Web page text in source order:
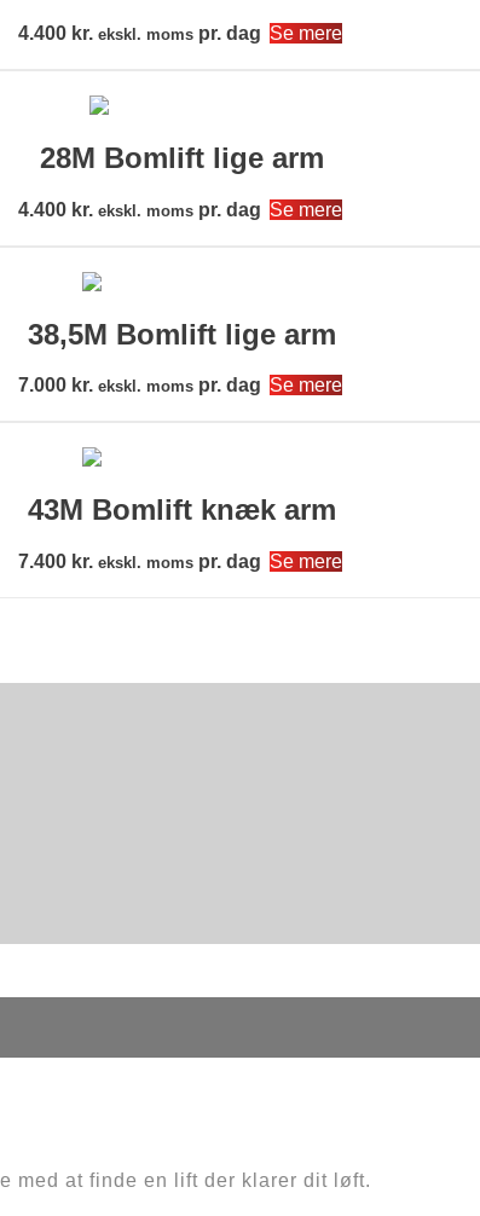
4.400 kr. ekskl. momspr. dag Se mere
28M Bomlift lige arm
4.400 kr. ekskl. momspr. dag Se mere
38,5M Bomlift lige arm
7.000 kr. ekskl. momspr. dag Se mere
43M Bomlift knæk arm
7.400 kr. ekskl. momspr. dag Se mere
med at finde en lift der klarer dit løft.